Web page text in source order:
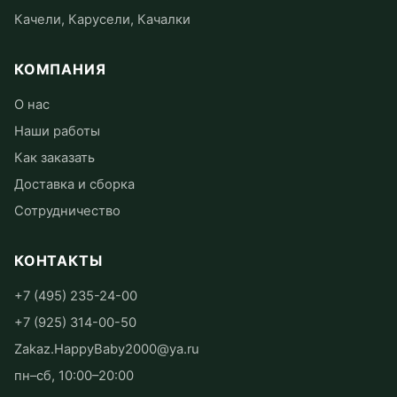
Качели, Карусели, Качалки
КОМПАНИЯ
О нас
Наши работы
Как заказать
Доставка и сборка
Сотрудничество
КОНТАКТЫ
+7 (495) 235-24-00
+7 (925) 314-00-50
Zakaz.HappyBaby2000@ya.ru
пн–сб, 10:00–20:00